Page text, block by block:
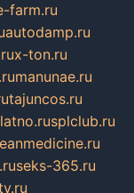
farm.ru
autodamp.ru
x-ton.ru
manunae.ru
tajuncos.ru
splclub.ru
seks-365.ru